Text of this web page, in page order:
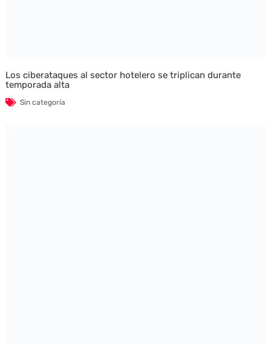
Los ciberataques al sector hotelero se triplican durante
temporada alta
Sin categoría